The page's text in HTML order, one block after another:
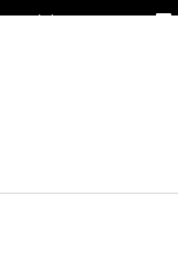
+46 (0)31-27 42 30